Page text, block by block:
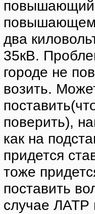
повышающий
два
35кВ.
городе не
возить.
поверить),
как на
придется
тоже
поставить
случае ЛАТР